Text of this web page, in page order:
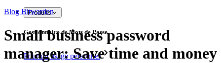
Produits
Gestionnaire de Mots de Passe
Pour un usage personnel
Blog Bitwarden
Small business password
manager: Save time and money